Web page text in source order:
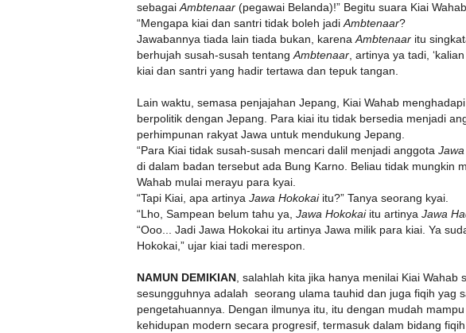
sebagaiAmbtenaar (pegawai Belanda)!” Begitu suara Kiai
“Mengapa kiai dan santri tidak boleh jadiAmbtenaar?
Jawabannya tiada lain tiada bukan, karenaAmbtenaar itu
berhujah susah-susah tentangAmbtenaar, artinya ya tadi,
kiai dan santri yang hadir tertawa dan tepuk tangan.
Lain waktu, semasa penjajahan Jepang, Kiai Wahab
berpolitik dengan Jepang. Para kiai itu tidak bersedia menjadi
perhimpunan rakyat Jawa untuk mendukung Jepang.
“Para Kiai tidak susah-susah mencari dalil menjadi anggota
di dalam badan tersebut ada Bung Karno. Beliau tidak mungkin
Wahab mulai merayu para kyai.
“Tapi Kiai, apa artinya Jawa Hokokaiitu?” Tanya seorang kyai.
“Lho, Sampean belum tahu ya, Jawa Hokokaiitu artinya Jawa
“Ooo... Jadi Jawa Hokokai itu artinya Jawa milik para kiai. Ya
Hokokai,” ujar kiai tadi merespon.
NAMUN DEMIKIAN, salahlah kita jika hanya menilai Kiai Wahab
sesungguhnya adalah seorang ulama tauhid dan juga fiqih yag
pengetahuannya. Dengan ilmunya itu, itu dengan mudah
kehidupan modern secara progresif, termasuk dalam bidang